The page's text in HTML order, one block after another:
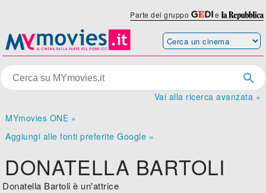
Parte del gruppo e
Vai alla ricerca avanzata »
MYmovies ONE »
Aggiungi alle fonti preferite Google »
DONATELLA BARTOLI
Donatella Bartoli è un'attrice